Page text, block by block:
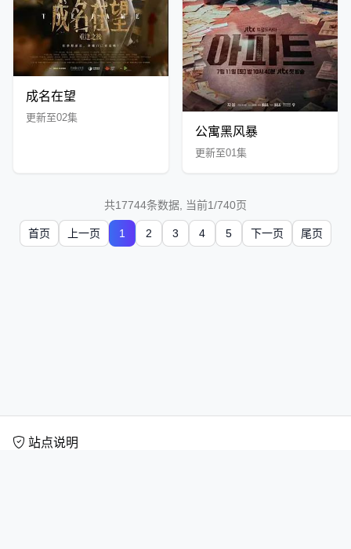
成名在望
更新至02集
公寓黑风暴
更新至01集
共17744条数据, 当前1/740页
首页 上一页 1 2 3 4 5 下一页 尾页
站点说明